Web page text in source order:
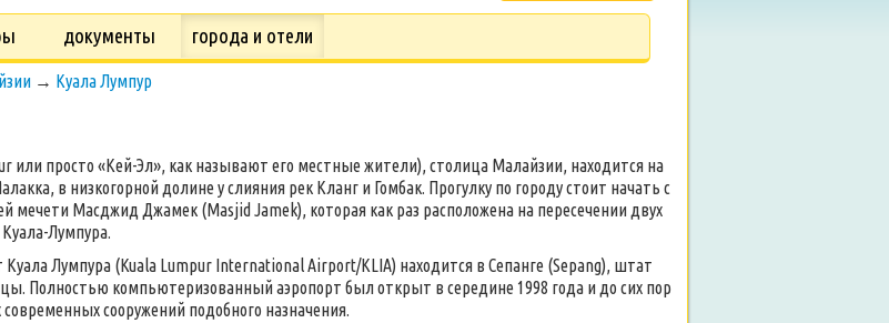
документы города и отели
→ Куала Лумпур
или просто «Кей-Эл», как называют его местные жители), столица Малайзии, находится на
в низкогорной долине у слияния рек Кланг и Гомбак. Прогулку по городу стоит начать с
мечети Масджид Джамек (Masjid Jamek), которая как раз расположена на пересечении двух
Лумпура.
Лумпура (Kuala Lumpur International Airport/KLIA) находится в Сепанге (Sepang), штат
Полностью компьютеризованный аэропорт был открыт в середине 1998 года и до сих пор
сооружений подобного назначения.